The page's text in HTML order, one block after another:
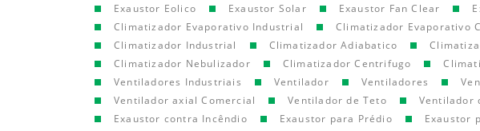
Exaustor Eolico
Exaustor Solar Exaustor Fan Clear
Climatizador Evaporativo Industrial
Climatizador Evaporativo
Climatizador Industrial
Climatizador Adiabatico
Climatizador Nebulizador
Climatizador Centrifugo
Ventiladores Industriais
Ventilador Ventiladores
Ventilador axial Comercial
Ventilador de Teto Ventilador
Exaustor contra Incêndio
Exaustor para Prédio Exaustor